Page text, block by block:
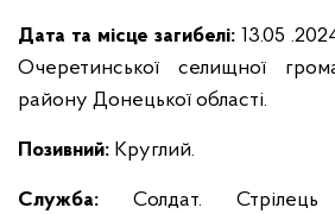
Дата та місце загибелі: 13.05
Очеретинської селищної
району Донецької області.
Позивний: Круглий.
Служба: Солдат.